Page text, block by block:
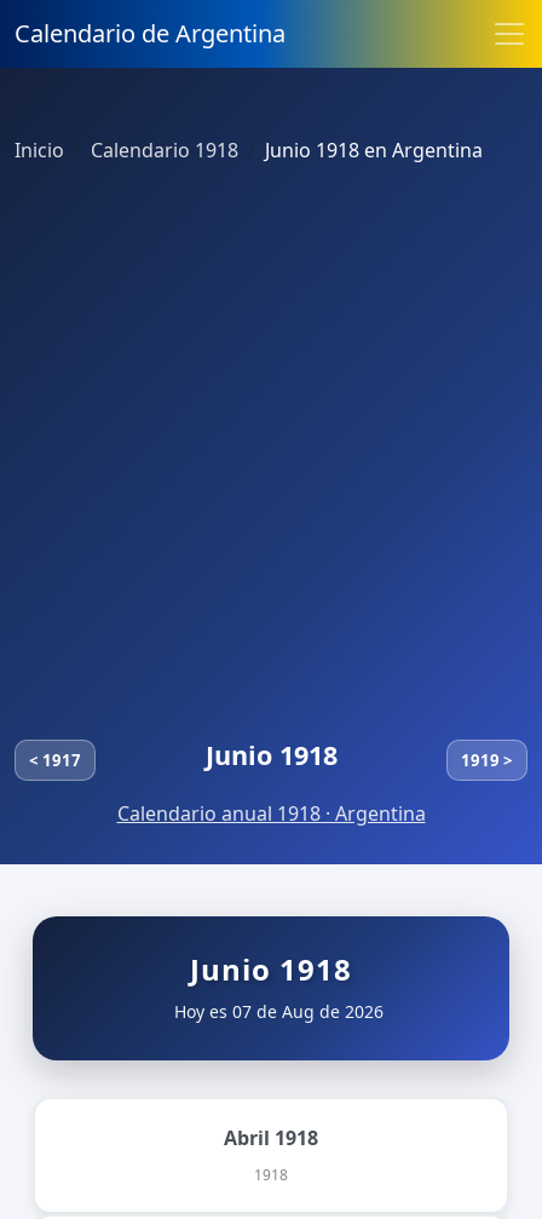
Calendario de Argentina
Inicio Calendario 1918 Junio 1918 en Argentina
< 1917 Junio 1918 1919 >
Calendario anual 1918 · Argentina
Junio 1918
Hoy es 07 de Aug de 2026
Abril 1918
1918